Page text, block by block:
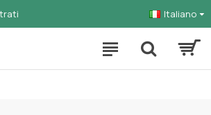
Italiano